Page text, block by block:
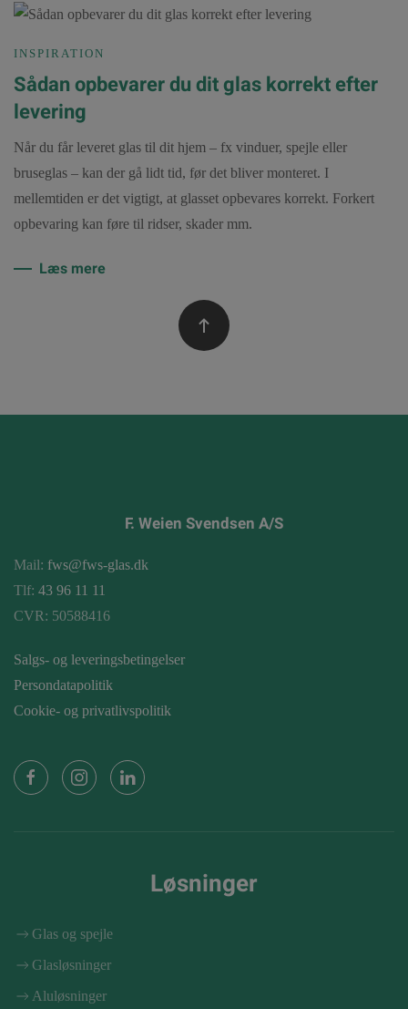
INSPIRATION
Sådan opbevarer du dit glas korrekt efter
levering
Når du får leveret glas til dit hjem – fx vinduer, spejle eller
bruseglas – kan der gå lidt tid, før det bliver monteret. I
mellemtiden er det vigtigt, at glasset opbevares korrekt. Forkert
opbevaring kan føre til ridser, skader mm.
Læs mere
F. Weien Svendsen A/S
Mail: fws@fws-glas.dk
Tlf: 43 96 11 11
CVR: 50588416
Salgs- og leveringsbetingelser
Persondatapolitik
Cookie- og privatlivspolitik
Løsninger
Glas og spejle
Glasløsninger
Aluløsninger